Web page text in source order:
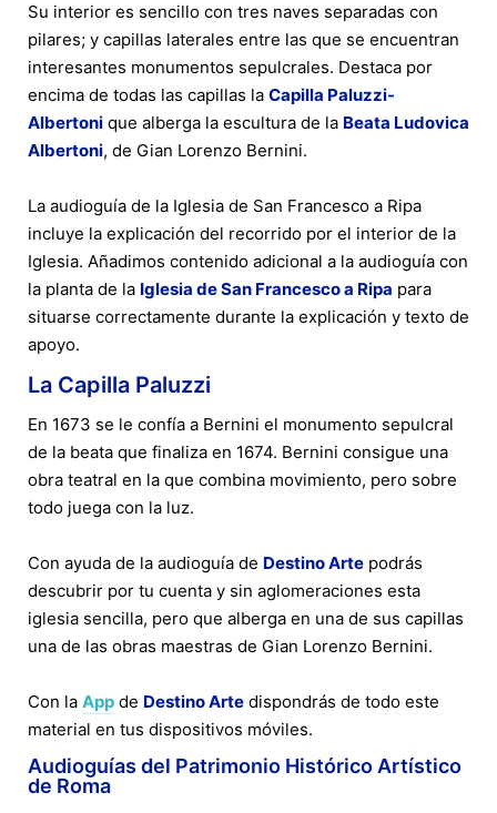
Su interior es sencillo con tres naves separadas con
pilares; y capillas laterales entre las que se encuentran
interesantes monumentos sepulcrales. Destaca por
encima de todas las capillas la Capilla Paluzzi-
Albertoni que alberga la escultura de la Beata Ludovica
Albertoni, de Gian Lorenzo Bernini.
La audioguía de la Iglesia de San Francesco a Ripa
incluye la explicación del recorrido por el interior de la
Iglesia. Añadimos contenido adicional a la audioguía con
la planta de la Iglesia de San Francesco a Ripa para
situarse correctamente durante la explicación y texto de
apoyo.
La Capilla Paluzzi
En 1673 se le confía a Bernini el monumento sepulcral
de la beata que finaliza en 1674. Bernini consigue una
obra teatral en la que combina movimiento, pero sobre
todo juega con la luz.
Con ayuda de la audioguía de Destino Arte podrás
descubrir por tu cuenta y sin aglomeraciones esta
iglesia sencilla, pero que alberga en una de sus capillas
una de las obras maestras de Gian Lorenzo Bernini.
Con la App de Destino Arte dispondrás de todo este
material en tus dispositivos móviles.
Audioguías del Patrimonio Histórico Artístico
de Roma